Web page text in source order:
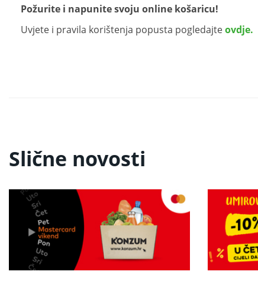
Požurite i napunite svoju online košaricu!
Uvjete i pravila korištenja popusta pogledajteovdje.
Slične novosti